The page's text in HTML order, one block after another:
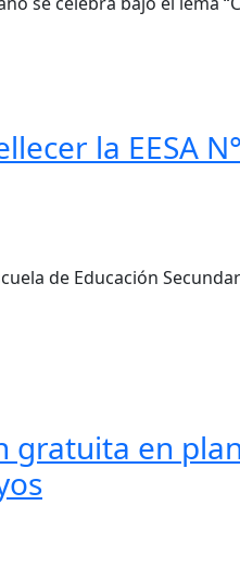
la EESA
de Educación
gratuita en